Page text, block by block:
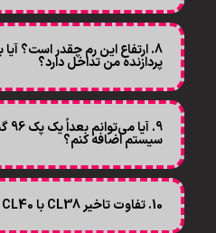
8. ارتفاع این رم چقدر است؟
پردازنده من تداخل دارد؟
9.
سیستم اضافه کنم؟
10. تفاوت تاخیر CL38 با CL40 در چیست؟